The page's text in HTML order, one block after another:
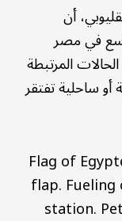
أن
في مصر
المرتبطة
ساحلية تفتقر